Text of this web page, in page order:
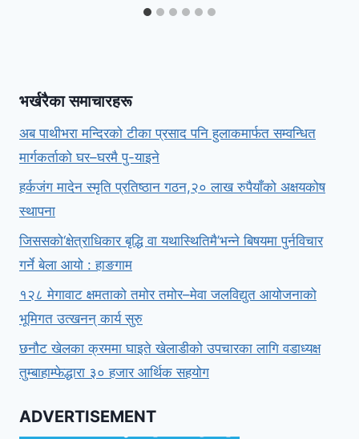
भर्खरैका समाचारहरू
अब पाथीभरा मन्दिरको टीका प्रसाद पनि हुलाकमार्फत सम्वन्धित
मार्गकर्ताको घर–घरमै पु-याइने
हर्कजंग मादेन स्मृति प्रतिष्ठान गठन,२० लाख रुपैयाँको अक्षयकोष
स्थापना
जिससको‘क्षेत्राधिकार बृद्धि वा यथास्थितिमै’भन्ने बिषयमा पुर्नविचार
गर्ने बेला आयो : हाङगाम
१२८ मेगावाट क्षमताको तमोर तमोर–मेवा जलविद्युत आयोजनाको
भूमिगत उत्खनन् कार्य सुरु
छनौट खेलका क्रममा घाइते खेलाडीको उपचारका लागि वडाध्यक्ष
तुम्बाहाम्फेद्धारा ३० हजार आर्थिक सहयोग
ADVERTISEMENT